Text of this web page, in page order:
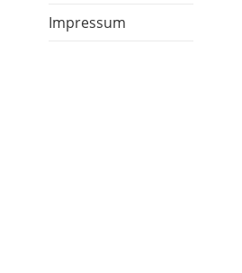
Impressum